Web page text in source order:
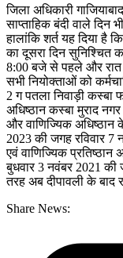
जिला अधिकारी
साप्ताहिक बंदी वाले दिन
हालांकि शर्त यह दिया है
का दूसरा दिन सुनिश्चित
8:00 बजे से पहले और रात
सभी नियोक्ताओं को
2 ग पतला निवाड़ी कस्बा
अधिष्ठान कस्बा मुराद
और वाणिज्यिक अधिष्ठान
2023 की जगह रविवार 7
एवं वाणिज्यिक प्रतिष्ठान
बुधवार 3 नवंबर 2021 की
तरह अब दीपावली के बाद
Share News: